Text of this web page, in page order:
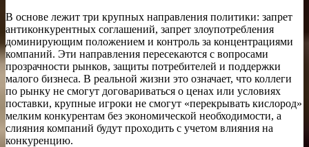
В основе лежит три крупных направления политики: запрет
антиконкурентных соглашений, запрет злоупотребления
доминирующим положением и контроль за концентрациями
компаний. Эти направления пересекаются с вопросами
прозрачности рынков, защиты потребителей и поддержки
малого бизнеса. В реальной жизни это означает, что коллеги
по рынку не смогут договариваться о ценах или условиях
поставки, крупные игроки не смогут «перекрывать кислород»
мелким конкурентам без экономической необходимости, а
слияния компаний будут проходить с учетом влияния на
конкуренцию.